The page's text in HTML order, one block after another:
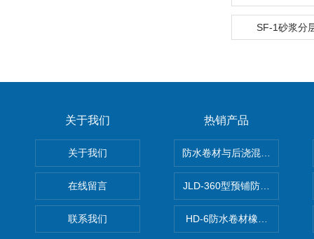
SF-1砂浆分
关于我们
关于我们
在线留言
联系我们
热销产品
防水卷材与后浇混凝土剥离强
JLD-360型预铺防水卷材抗冲
HD-6防水卷材橡胶测厚仪